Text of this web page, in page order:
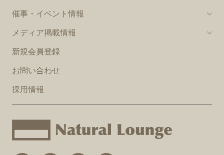
催事・イベント情報
メディア掲載情報
新規会員登録
お問い合わせ
採用情報